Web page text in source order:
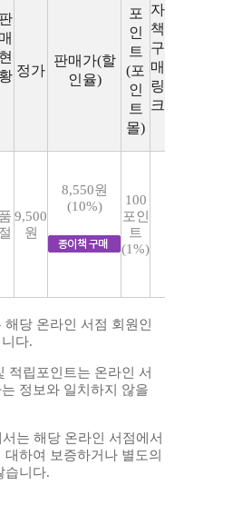
판
매
현
황
자
책
구
매
링
크
정가
판매가(할
인율)
포
인
트
(포
인
트
몰)
품
절
9,500
원
8,550원
(10%)
100
포인
트
(1%)
해당 온라인 서점 회원인
다.
적립포인트는 온라인 서
정보와 일치하지 않을
서는 해당 온라인 서점에서
대하여 보증하거나 별도의
습니다.